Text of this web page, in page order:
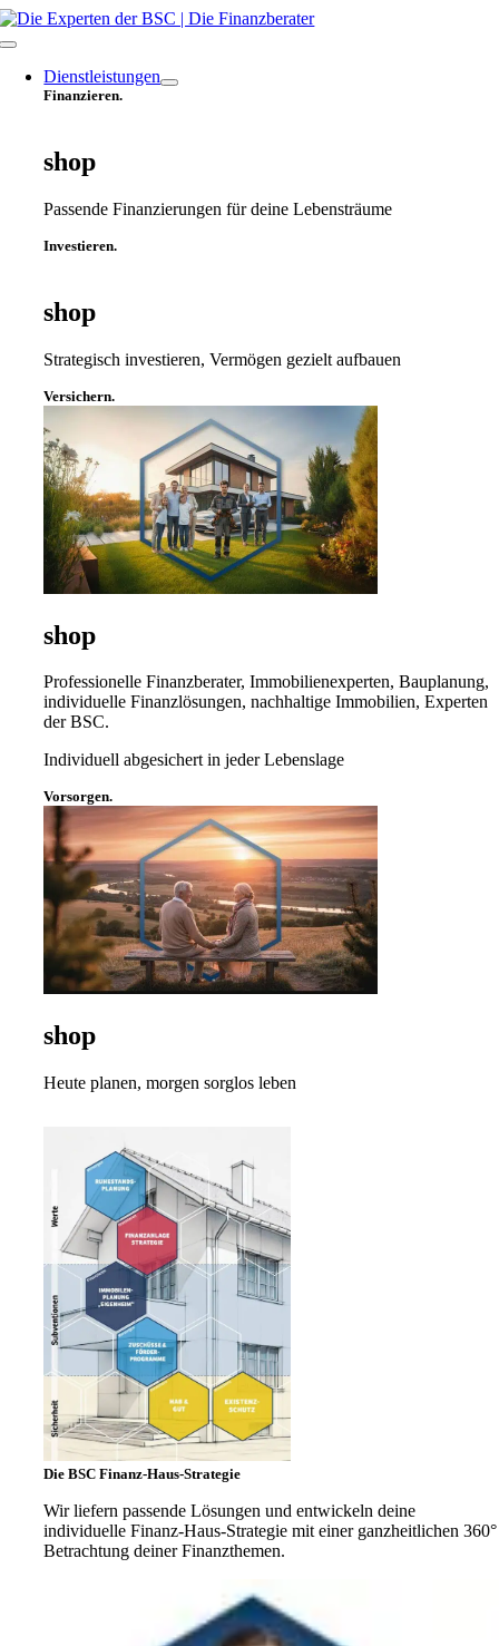
Zum
Inhalt
Toggle
NavigationDienstleistungen
Finanzieren.
shop
Passende Finanzierungen für deine Lebensträume
Investieren.
shop
Strategisch investieren, Vermögen gezielt aufbauen
Versichern.
shop
Professionelle Finanzberater, Immobilienexperten, Bauplanung,
individuelle Finanzlösungen, nachhaltige Immobilien, Experten
der BSC.
Individuell abgesichert in jeder Lebenslage
Vorsorgen.
shop
Heute planen, morgen sorglos leben
Die BSC Finanz-Haus-Strategie
Wir liefern passende Lösungen und entwickeln deine
individuelle Finanz-Haus-Strategie mit einer ganzheitlichen 360°
Betrachtung deiner Finanzthemen.